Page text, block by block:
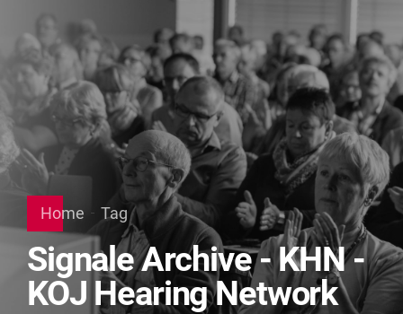
Home Tag
Signale Archive - KHN -
KOJ Hearing Network